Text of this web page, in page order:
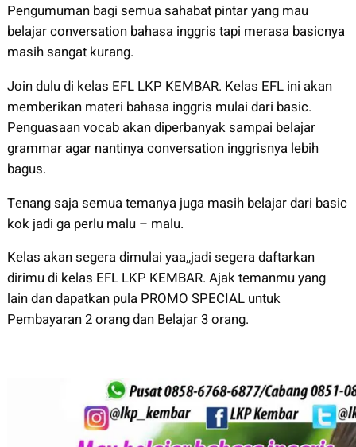
Pengumuman bagi semua sahabat pintar yang mau
belajar conversation bahasa inggris tapi merasa basicnya
masih sangat kurang.
Join dulu di kelas EFL LKP KEMBAR. Kelas EFL ini akan
memberikan materi bahasa inggris mulai dari basic.
Penguasaan vocab akan diperbanyak sampai belajar
grammar agar nantinya conversation inggrisnya lebih
bagus.
Tenang saja semua temanya juga masih belajar dari basic
kok jadi ga perlu malu – malu.
Kelas akan segera dimulai yaa,,jadi segera daftarkan
dirimu di kelas EFL LKP KEMBAR. Ajak temanmu yang
lain dan dapatkan pula PROMO SPECIAL untuk
Pembayaran 2 orang dan Belajar 3 orang.